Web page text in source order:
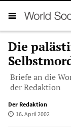
Die
Briefe an die
der Redaktion
Der Redaktion
16. April 2002